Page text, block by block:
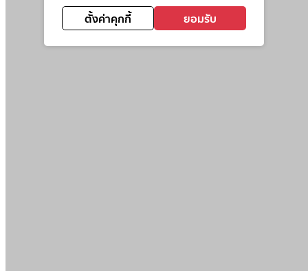
ตั้งค่าคุกกี้ ยอมรับ